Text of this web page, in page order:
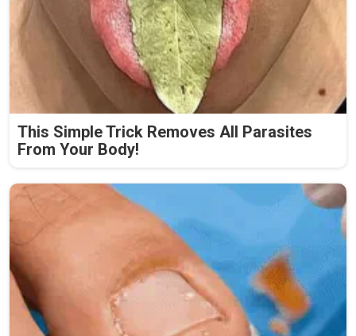
This Simple Trick Removes All Parasites
From Your Body!